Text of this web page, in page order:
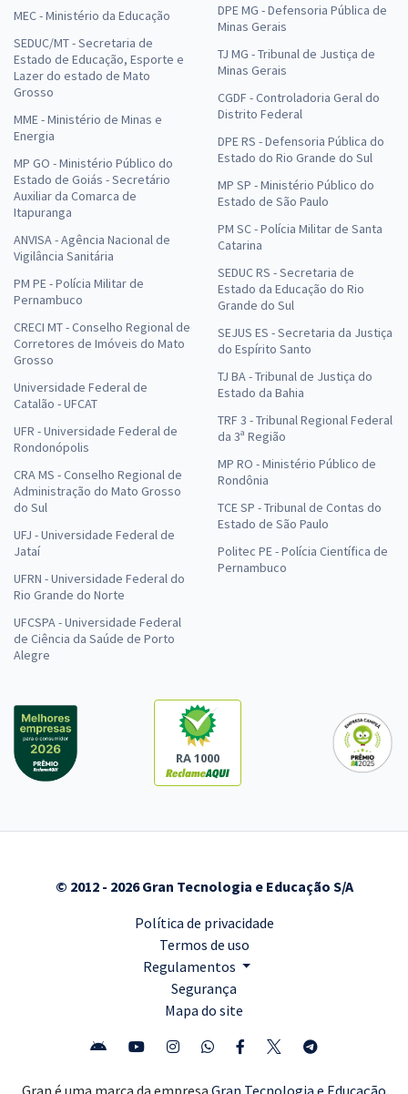
MEC - Ministério da Educação
SEDUC/MT - Secretaria de
Estado de Educação, Esporte e
Lazer do estado de Mato
Grosso
MME - Ministério de Minas e
Energia
MP GO - Ministério Público do
Estado de Goiás - Secretário
Auxiliar da Comarca de
Itapuranga
ANVISA - Agência Nacional de
Vigilância Sanitária
PM PE - Polícia Militar de
Pernambuco
CRECI MT - Conselho Regional de
Corretores de Imóveis do Mato
Grosso
Universidade Federal de
Catalão - UFCAT
UFR - Universidade Federal de
Rondonópolis
CRA MS - Conselho Regional de
Administração do Mato Grosso
do Sul
UFJ - Universidade Federal de
Jataí
UFRN - Universidade Federal do
Rio Grande do Norte
UFCSPA - Universidade Federal
de Ciência da Saúde de Porto
Alegre
DPE MG - Defensoria Pública de
Minas Gerais
TJ MG - Tribunal de Justiça de
Minas Gerais
CGDF - Controladoria Geral do
Distrito Federal
DPE RS - Defensoria Pública do
Estado do Rio Grande do Sul
MP SP - Ministério Público do
Estado de São Paulo
PM SC - Polícia Militar de Santa
Catarina
SEDUC RS - Secretaria de
Estado da Educação do Rio
Grande do Sul
SEJUS ES - Secretaria da Justiça
do Espírito Santo
TJ BA - Tribunal de Justiça do
Estado da Bahia
TRF 3 - Tribunal Regional Federal
da 3ª Região
MP RO - Ministério Público de
Rondônia
TCE SP - Tribunal de Contas do
Estado de São Paulo
Politec PE - Polícia Científica de
Pernambuco
RA 1000
© 2012 - 2026 Gran Tecnologia e Educação S/A
Política de privacidade
Termos de uso
Regulamentos
Segurança
Mapa do site
Gran é uma marca da empresa Gran Tecnologia e Educação